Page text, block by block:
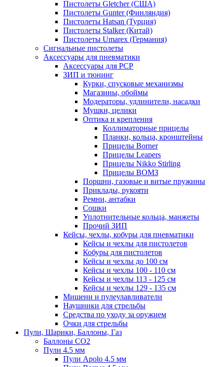
Пистолеты Gletcher (США)
Пистолеты Gunter (Финляндия)
Пистолеты Hatsan (Турция)
Пистолеты Stalker (Китай)
Пистолеты Umarex (Германия)
Сигнальные пистолеты
Аксессуары для пневматики
Аксессуары для PCP
ЗИП и тюнинг
Курки, спусковые механизмы
Магазины, обоймы
Модераторы, удлинители, насадки
Мушки, целики
Оптика и крепления
Коллиматорные прицелы
Планки, кольца, кронштейны
Прицелы Borner
Прицелы Leapers
Прицелы Nikko Stirling
Прицелы ВОМЗ
Поршни, газовые и витые пружины
Приклады, рукояти
Ремни, антабки
Сошки
Уплотнительные кольца, манжеты
Прочий ЗИП
Кейсы, чехлы, кобуры для пневматики
Кейсы и чехлы для пистолетов
Кобуры для пистолетов
Кейсы и чехлы до 100 см
Кейсы и чехлы 100 - 110 см
Кейсы и чехлы 113 - 125 см
Кейсы и чехлы 129 - 135 см
Мишени и пулеулавливатели
Наушники для стрельбы
Средства по уходу за оружием
Очки для стрельбы
Пули, Шарики, Баллоны, Газ
Баллоны CO2
Пули 4.5 мм
Пули Apolo 4.5 мм